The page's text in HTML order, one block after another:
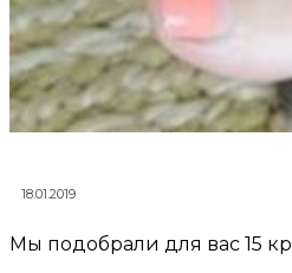
18.01.2019
Мы подобрали для вас 15